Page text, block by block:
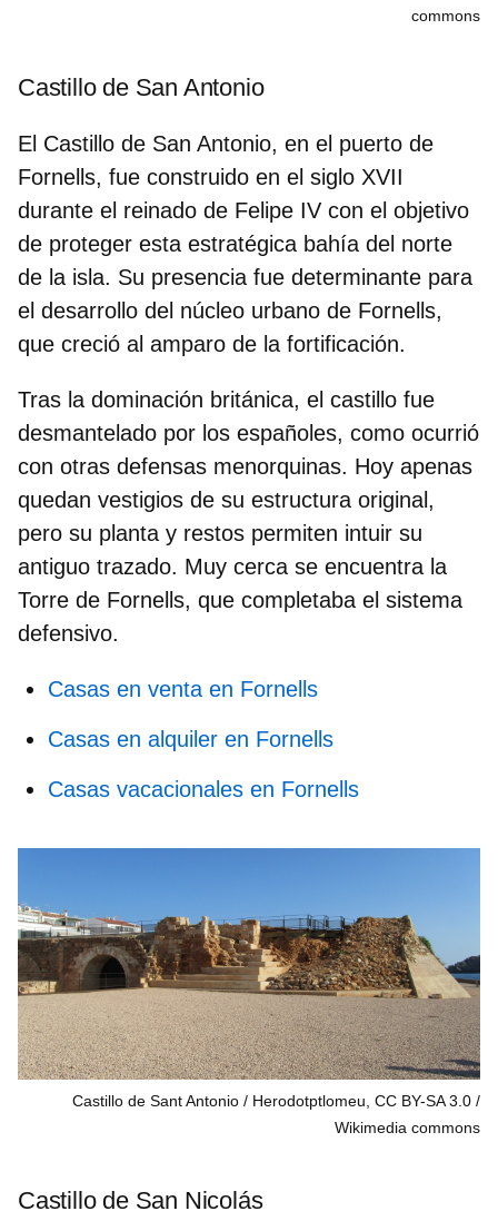
commons
Castillo de San Antonio
El Castillo de San Antonio, en el puerto de
Fornells, fue construido en el siglo XVII
durante el reinado de Felipe IV con el objetivo
de proteger esta estratégica bahía del norte
de la isla. Su presencia fue determinante para
el desarrollo del núcleo urbano de Fornells,
que creció al amparo de la fortificación.
Tras la dominación británica, el castillo fue
desmantelado por los españoles, como ocurrió
con otras defensas menorquinas. Hoy apenas
quedan vestigios de su estructura original,
pero su planta y restos permiten intuir su
antiguo trazado. Muy cerca se encuentra la
Torre de Fornells, que completaba el sistema
defensivo.
Casas en venta en Fornells
Casas en alquiler en Fornells
Casas vacacionales en Fornells
Castillo de Sant Antonio / Herodotptlomeu, CC BY-SA 3.0
Wikimedia commons
Castillo de San Nicolás